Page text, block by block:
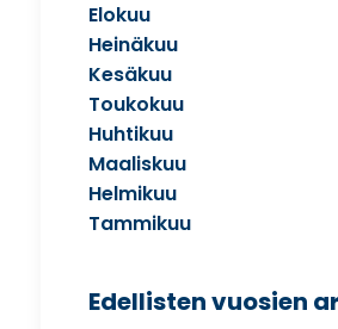
Elokuu
Heinäkuu
Kesäkuu
Toukokuu
Huhtikuu
Maaliskuu
Helmikuu
Tammikuu
Edellisten vuosien